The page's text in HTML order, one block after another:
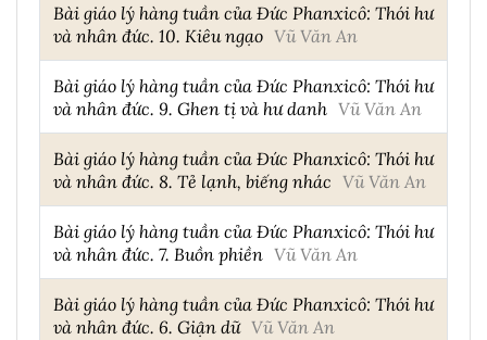
Bài giáo lý hàng tuần của Đức Phanxicô: Thói hư
và nhân đức. 10. Kiêu ngạo Vũ Văn An
Bài giáo lý hàng tuần của Đức Phanxicô: Thói hư
và nhân đức. 9. Ghen tị và hư danh Vũ Văn An
Bài giáo lý hàng tuần của Đức Phanxicô: Thói hư
và nhân đức. 8. Tẻ lạnh, biếng nhác Vũ Văn An
Bài giáo lý hàng tuần của Đức Phanxicô: Thói hư
và nhân đức. 7. Buồn phiền Vũ Văn An
Bài giáo lý hàng tuần của Đức Phanxicô: Thói hư
và nhân đức. 6. Giận dữ Vũ Văn An